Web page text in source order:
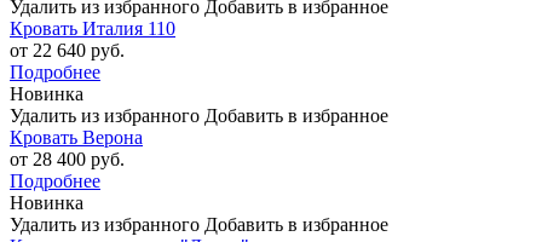
Удалить из избранного Добавить в избранное
Кровать Италия 110
от 22 640 руб.
Подробнее
Новинка
Удалить из избранного Добавить в избранное
Кровать Верона
от 28 400 руб.
Подробнее
Новинка
Удалить из избранного Добавить в избранное